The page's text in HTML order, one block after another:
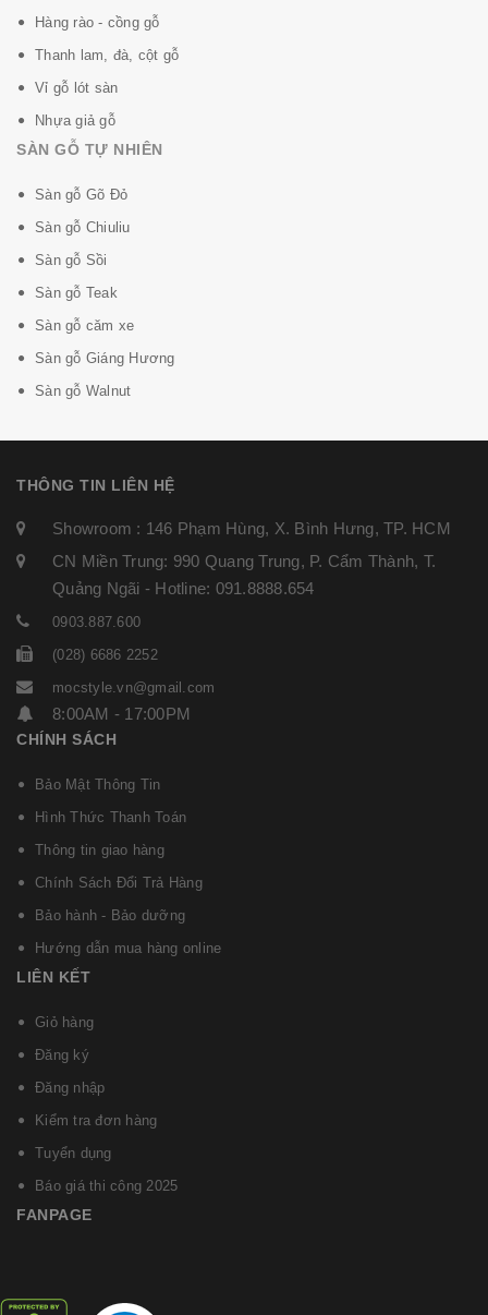
Hàng rào - cồng gỗ
Thanh lam, đà, cột gỗ
Vỉ gỗ lót sàn
Nhựa giả gỗ
SÀN GỖ TỰ NHIÊN
Sàn gỗ Gõ Đỏ
Sàn gỗ Chiuliu
Sàn gỗ Sồi
Sàn gỗ Teak
Sàn gỗ căm xe
Sàn gỗ Giáng Hương
Sàn gỗ Walnut
THÔNG TIN LIÊN HỆ
Showroom : 146 Phạm Hùng, X. Bình Hưng, TP. HCM
CN Miền Trung: 990 Quang Trung, P. Cẩm Thành, T.
Quảng Ngãi - Hotline: 091.8888.654
0903.887.600
(028) 6686 2252
mocstyle.vn@gmail.com
8:00AM - 17:00PM
CHÍNH SÁCH
Bảo Mật Thông Tin
Hình Thức Thanh Toán
Thông tin giao hàng
Chính Sách Đổi Trả Hàng
Bảo hành - Bảo dưỡng
Hướng dẫn mua hàng online
LIÊN KẾT
Giỏ hàng
Đăng ký
Đăng nhập
Kiểm tra đơn hàng
Tuyển dụng
Báo giá thi công 2025
FANPAGE